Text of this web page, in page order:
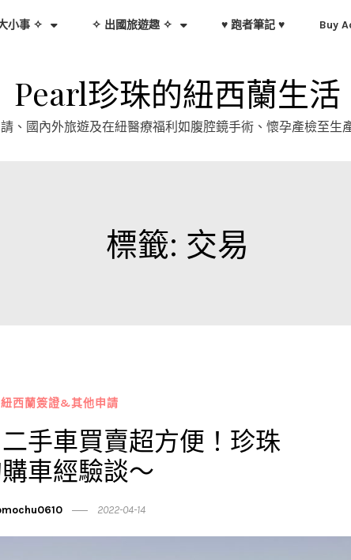
小事 ✧ ✧ 出國旅遊趣 ✧ ♥ 跑者筆記 ♥ Buy
Pearl珍珠的紐西蘭生活
、國內外旅遊及在紐醫療福利如腹腔鏡手術、懷孕產檢至生
標籤: 交易
西蘭簽證&其他申請
二手車買賣超方便！珍珠
車經驗談～
2022-04-14